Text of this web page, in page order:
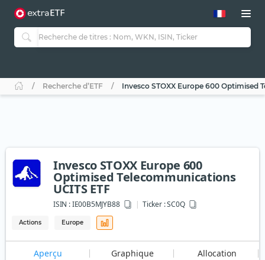
Recherche d’ETF Invesco STOXX Europe 600 Optimised
Invesco STOXX Europe 600
Optimised Telecommunications
UCITS ETF
ISIN :IE00B5MJYB88 Ticker :SC0Q
Actions Europe
Aperçu Graphique Allocation